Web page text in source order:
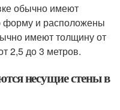
обычно имеют
форму и расположены
имеют толщину от
2,5 до 3 метров.
несущие стены в